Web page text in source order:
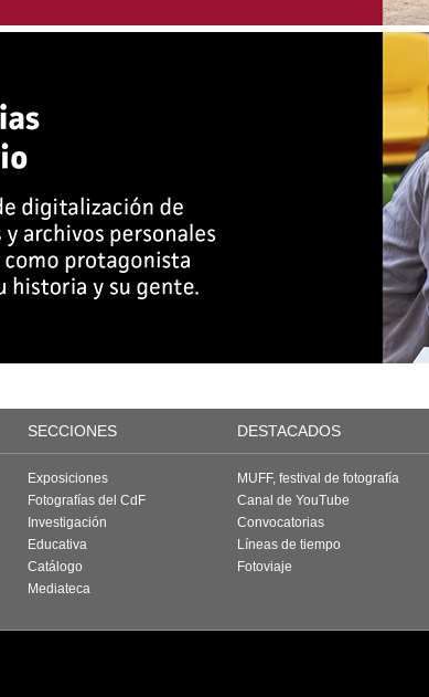
SECCIONES DESTACADOS
Exposiciones
Fotografías del CdF
Investigación
Educativa
Catálogo
Mediateca
MUFF, festival de fotografía
Canal de YouTube
Convocatorias
Líneas de tiempo
Fotoviaje